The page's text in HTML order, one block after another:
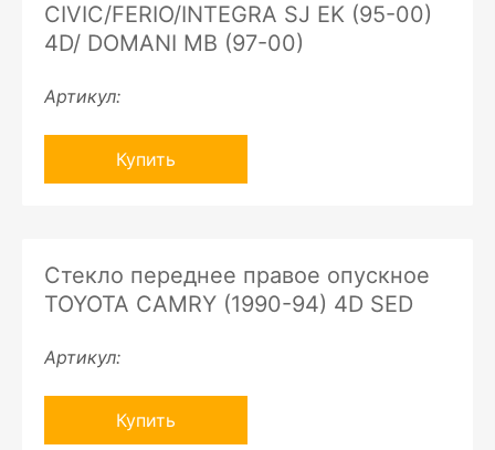
CIVIC/FERIO/INTEGRA SJ EK (95-00)
4D/ DOMANI MB (97-00)
Артикул:
Купить
Стекло переднее правое опускное
TOYOTA CAMRY (1990-94) 4D SED
Артикул:
Купить